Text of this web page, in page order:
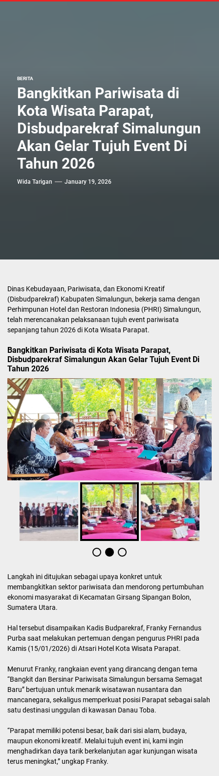
BERITA
Bangkitkan Pariwisata di
Kota Wisata Parapat,
Disbudparekraf Simalungun
Akan Gelar Tujuh Event Di
Tahun 2026
Wida Tarigan January 19, 2026
Dinas Kebudayaan, Pariwisata, dan Ekonomi Kreatif
(Disbudparekraf) Kabupaten Simalungun, bekerja sama dengan
Perhimpunan Hotel dan Restoran Indonesia (PHRI) Simalungun,
telah merencanakan pelaksanaan tujuh event pariwisata
sepanjang tahun 2026 di Kota Wisata Parapat.
Bangkitkan Pariwisata di Kota Wisata Parapat,
Disbudparekraf Simalungun Akan Gelar Tujuh Event Di
Tahun 2026
Langkah ini ditujukan sebagai upaya konkret untuk
membangkitkan sektor pariwisata dan mendorong pertumbuhan
ekonomi masyarakat di Kecamatan Girsang Sipangan Bolon,
Sumatera Utara.
Hal tersebut disampaikan Kadis Budparekraf, Franky Fernandus
Purba saat melakukan pertemuan dengan pengurus PHRI pada
Kamis (15/01/2026) di Atsari Hotel Kota Wisata Parapat.
Menurut Franky, rangkaian event yang dirancang dengan tema
“Bangkit dan Bersinar Pariwisata Simalungun bersama Semagat
Baru” bertujuan untuk menarik wisatawan nusantara dan
mancanegara, sekaligus memperkuat posisi Parapat sebagai salah
satu destinasi unggulan di kawasan Danau Toba.
“Parapat memiliki potensi besar, baik dari sisi alam, budaya,
maupun ekonomi kreatif. Melalui tujuh event ini, kami ingin
menghadirkan daya tarik berkelanjutan agar kunjungan wisata
terus meningkat,” ungkap Franky.